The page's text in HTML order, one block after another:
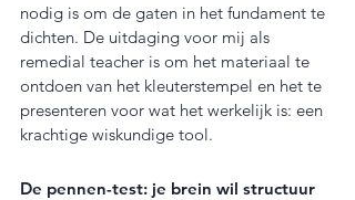
nodig is om de gaten in het fundament te
dichten. De uitdaging voor mij als
remedial teacher is om het materiaal te
ontdoen van het kleuterstempel en het te
presenteren voor wat het werkelijk is: een
krachtige wiskundige tool.
De pennen-test: je brein wil structuur